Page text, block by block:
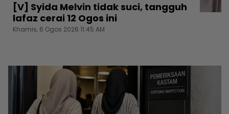
[V] Syida Melvin tidak suci, tangguh
lafaz cerai 12 Ogos ini
Khamis, 6 Ogos 2026 11:45 AM